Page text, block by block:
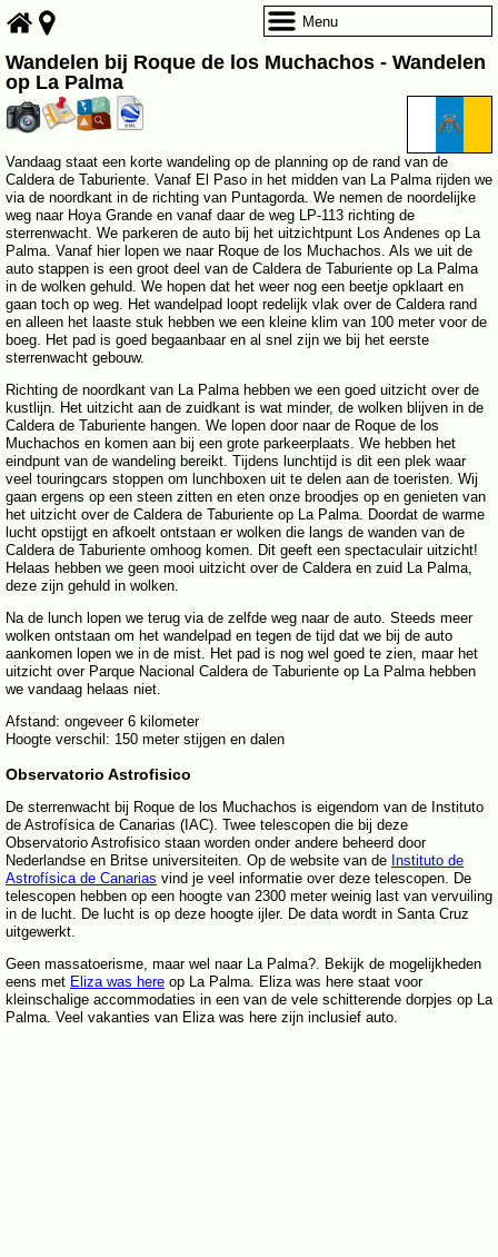
Wandelen bij Roque de los Muchachos - Wandelen
op La Palma
Vandaag staat een korte wandeling op de planning op de rand van de
Caldera de Taburiente. Vanaf El Paso in het midden van La Palma rijden we
via de noordkant in de richting van Puntagorda. We nemen de noordelijke
weg naar Hoya Grande en vanaf daar de weg LP-113 richting de
sterrenwacht. We parkeren de auto bij het uitzichtpunt Los Andenes op La
Palma. Vanaf hier lopen we naar Roque de los Muchachos. Als we uit de
auto stappen is een groot deel van de Caldera de Taburiente op La Palma
in de wolken gehuld. We hopen dat het weer nog een beetje opklaart en
gaan toch op weg. Het wandelpad loopt redelijk vlak over de Caldera rand
en alleen het laaste stuk hebben we een kleine klim van 100 meter voor de
boeg. Het pad is goed begaanbaar en al snel zijn we bij het eerste
sterrenwacht gebouw.
Richting de noordkant van La Palma hebben we een goed uitzicht over de
kustlijn. Het uitzicht aan de zuidkant is wat minder, de wolken blijven in de
Caldera de Taburiente hangen. We lopen door naar de Roque de los
Muchachos en komen aan bij een grote parkeerplaats. We hebben het
eindpunt van de wandeling bereikt. Tijdens lunchtijd is dit een plek waar
veel touringcars stoppen om lunchboxen uit te delen aan de toeristen. Wij
gaan ergens op een steen zitten en eten onze broodjes op en genieten van
het uitzicht over de Caldera de Taburiente op La Palma. Doordat de warme
lucht opstijgt en afkoelt ontstaan er wolken die langs de wanden van de
Caldera de Taburiente omhoog komen. Dit geeft een spectaculair uitzicht!
Helaas hebben we geen mooi uitzicht over de Caldera en zuid La Palma,
deze zijn gehuld in wolken.
Na de lunch lopen we terug via de zelfde weg naar de auto. Steeds meer
wolken ontstaan om het wandelpad en tegen de tijd dat we bij de auto
aankomen lopen we in de mist. Het pad is nog wel goed te zien, maar het
uitzicht over Parque Nacional Caldera de Taburiente op La Palma hebben
we vandaag helaas niet.
Afstand: ongeveer 6 kilometer
Hoogte verschil: 150 meter stijgen en dalen
Observatorio Astrofisico
De sterrenwacht bij Roque de los Muchachos is eigendom van de Instituto
de Astrofísica de Canarias (IAC). Twee telescopen die bij deze
Observatorio Astrofisico staan worden onder andere beheerd door
Nederlandse en Britse universiteiten. Op de website van de Instituto de
Astrofísica de Canarias vind je veel informatie over deze telescopen. De
telescopen hebben op een hoogte van 2300 meter weinig last van vervuiling
in de lucht. De lucht is op deze hoogte ijler. De data wordt in Santa Cruz
uitgewerkt.
Geen massatoerisme, maar wel naar La Palma?. Bekijk de mogelijkheden
eens met Eliza was here op La Palma. Eliza was here staat voor
kleinschalige accommodaties in een van de vele schitterende dorpjes op La
Palma. Veel vakanties van Eliza was here zijn inclusief auto.
Menu